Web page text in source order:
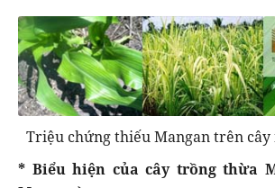
Triệu chứng thiếu Mangan trên cây
* Biểu hiện của cây trồng thừa